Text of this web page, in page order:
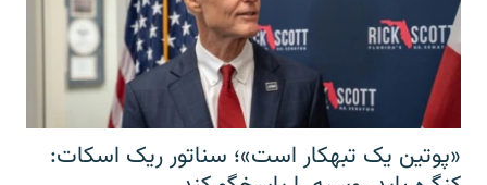
«پوتین یک تبهکار است»؛ سناتور ریک اسکات: